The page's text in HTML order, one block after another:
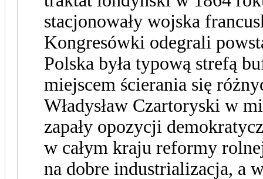
stacjonowały wojska
Kongresówki odegrali
Polska była typową strefą
miejscem ścierania się
Władysław Czartoryski w
zapały opozycji
w całym kraju reformy
na dobre industrializacja, a